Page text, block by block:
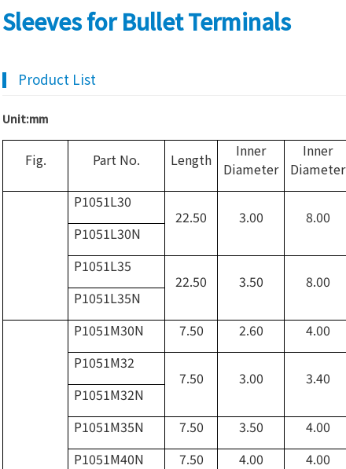
Sleeves for Bullet Terminals
Product List
Unit:mm
Fig. Part No. Length
Inner
Diameter
Inner
Diameter
P1051L30
22.50
3.00 8.00
P1051L30N
P1051L35
22.50
3.50 8.00
P1051L35N
P1051M30N
7.50 2.60 4.00
P1051M32
7.50
3.00 3.40
P1051M32N
P1051M35N
7.50 3.50 4.00
P1051M40N
7.50 4.00 4.00